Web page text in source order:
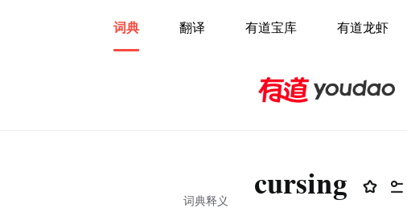
词典 翻译 有道宝库 有道龙虾
词典释义
cursing